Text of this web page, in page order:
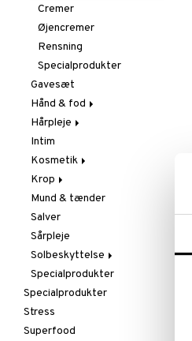
Krydderier & bouillon
Mel & bagning
Nødde- & frøpastaer
Olie & fedt
Opbevaring
Rawfood
Snacks
Sødemidler
Spiring
Te
Udrensning
Multimineraler
Øvrige
Selen
Zink
Cremer
Øjencremer
Rensning
Specialprodukter
Gavesæt
Hånd & fod
Fodpleje
Håndpleje
Tilbehør
Hårpleje
Balsam
Schampo
Specialprodukter
Intim
Kosmetik
Hud
Læber
Øjne
Krop
Æteriske olier
Bad, brusebad & sæbe
Bodylotion
Deo
Kropspeeling
Olie
Specialprodukter
Mund & tænder
Salver
Sårpleje
Solbeskyttelse
Aftersun
Brun uden sol
Læber
Solcreme
Specialprodukter
Specialprodukter
Stress
Superfood